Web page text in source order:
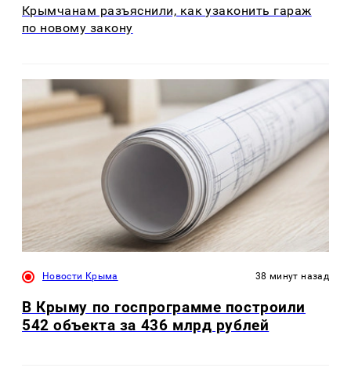
Крымчанам разъяснили, как узаконить гараж
по новому закону
Новости Крыма 38 минут назад
В Крыму по госпрограмме построили
542 объекта за 436 млрд рублей